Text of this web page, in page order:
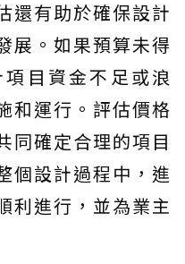
還有助於確保設計
展。如果預算未得
目資金不足或浪
和運行。評估價格
同確定合理的項目
個設計過程中，進
利進行，並為業主